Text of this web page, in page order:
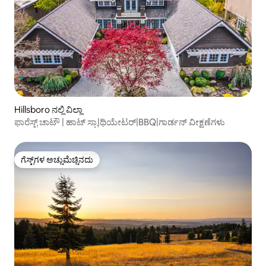
Hillsboro ನಲ್ಲಿ ವಿಲ್ಲಾ
ಫಾರೆಸ್ಟ್ ಚಾಟೌ | ಹಾಟ್ ಸ್ಪಾ|ಥಿಯೇಟರ್|BBQ|ಗಾರ್ಡನ್ ವೀಕ್ಷಣೆಗಳು
ಗೆಸ್ಟ್‌ಗಳ ಅಚ್ಚುಮೆಚ್ಚಿನದು
ಗೆಸ್ಟ್‌ಗಳ ಅಚ್ಚುಮೆಚ್ಚಿನದು